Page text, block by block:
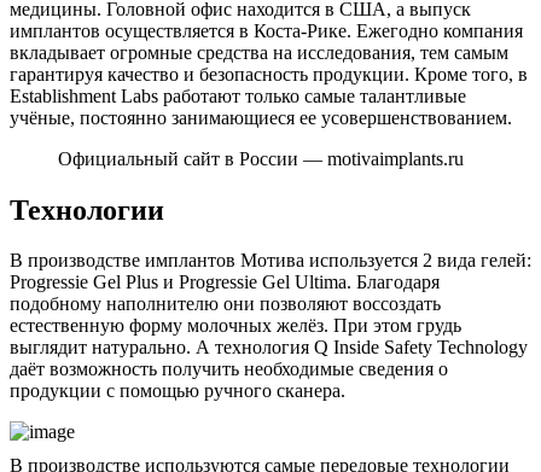
медицины. Головной офис находится в США, а выпуск
имплантов осуществляется в Коста-Рике. Ежегодно компания
вкладывает огромные средства на исследования, тем самым
гарантируя качество и безопасность продукции. Кроме того, в
Establishment Labs работают только самые талантливые
учёные, постоянно занимающиеся ее усовершенствованием.
Официальный сайт в России — motivaimplants.ru
Технологии
В производстве имплантов Мотива используется 2 вида гелей:
Progressie Gel Plus и Progressie Gel Ultima. Благодаря
подобному наполнителю они позволяют воссоздать
естественную форму молочных желёз. При этом грудь
выглядит натурально. А технология Q Inside Safety Technology
даёт возможность получить необходимые сведения о
продукции с помощью ручного сканера.
В производстве используются самые передовые технологии